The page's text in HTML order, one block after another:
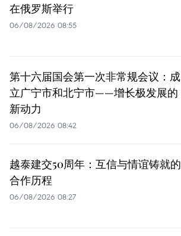
在俄罗斯举行
06/08/2026 08:55
第十六届国会第一次非常规会议：成
立广宁市和北宁市——增长极发展的
新动力
06/08/2026 08:42
越泰建交50周年：互信与情谊铸就的
合作历程
06/08/2026 08:27